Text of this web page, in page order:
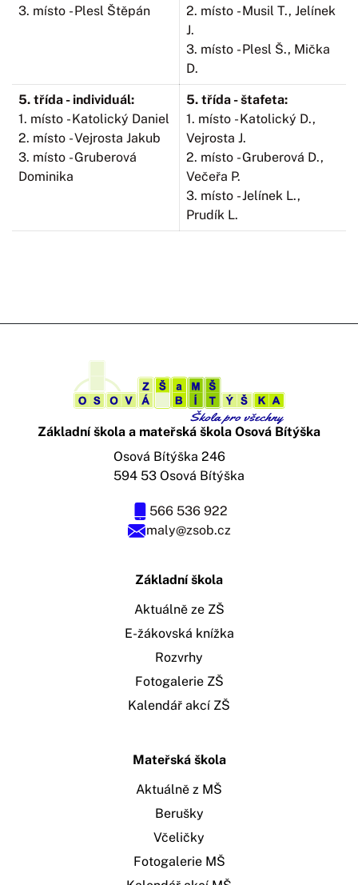
3. místo - Plesl Štěpán
2. místo - Musil T., Jelínek
J.
3. místo - Plesl Š., Mička
D.
5. třída - individuál:
1. místo - Katolický Daniel
2. místo - Vejrosta Jakub
3. místo - Gruberová
Dominika
5. třída - štafeta:
1. místo - Katolický D.,
Vejrosta J.
2. místo - Gruberová D.,
Večeřa P.
3. místo - Jelínek L.,
Prudík L.
Základní škola a mateřská škola Osová Bítýška
maly@zsob.cz
566 536 922
Osová Bítýška 246
594 53 Osová Bítýška
Základní škola
Aktuálně ze ZŠ
E-žákovská knížka
Rozvrhy
Fotogalerie ZŠ
Kalendář akcí ZŠ
Mateřská škola
Aktuálně z MŠ
Berušky
Včeličky
Fotogalerie MŠ